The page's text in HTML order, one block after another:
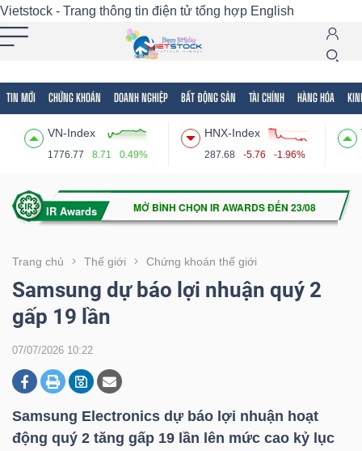
Vietstock - Trang thông tin điện tử tổng hợp English
TIN MỚI CHỨNG KHOÁN DOANH NGHIỆP BẤT ĐỘNG SẢN TÀI CHÍNH HÀNG HÓA
VN-Index
1776.77 8.71 0.49%
HNX-Index
287.68 -5.76 -1.96%
Trang chủ Thế giới Chứng khoán thế giới
Samsung dự báo lợi nhuận quý 2
gấp 19 lần
07/07/2026 10:22
Samsung Electronics dự báo lợi nhuận hoạt
động quý 2 tăng gấp 19 lần lên mức cao kỷ lục
Tất cả Tính năng Ngành Mã chứng khoán
Tính
(-)
VIETSTOCK
CHỨNG
DOANH
NGHIỆP